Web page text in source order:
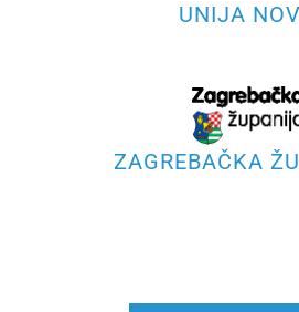
UNIJA
ZAGREBAČKA